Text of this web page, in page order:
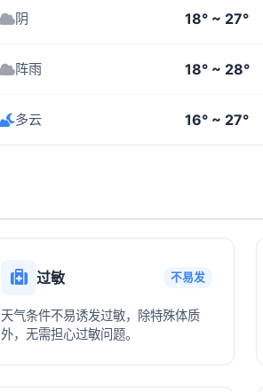
阴 18° ~ 27°
阵雨 18° ~ 28°
多云 16° ~ 27°
过敏 不易发
天气条件不易诱发过敏，除特殊体质
外，无需担心过敏问题。